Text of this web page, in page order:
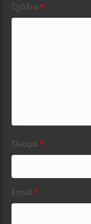
Σχόλιο *
Όνομα*
Email *